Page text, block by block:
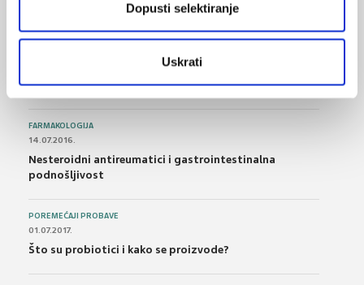
Dopusti selektiranje
Uskrati
Bolna leđa - medicinske vježbe (nove smjernice)
FARMAKOLOGIJA
14.07.2016.
Nesteroidni antireumatici i gastrointestinalna
podnošljivost
POREMEĆAJI PROBAVE
01.07.2017.
Što su probiotici i kako se proizvode?